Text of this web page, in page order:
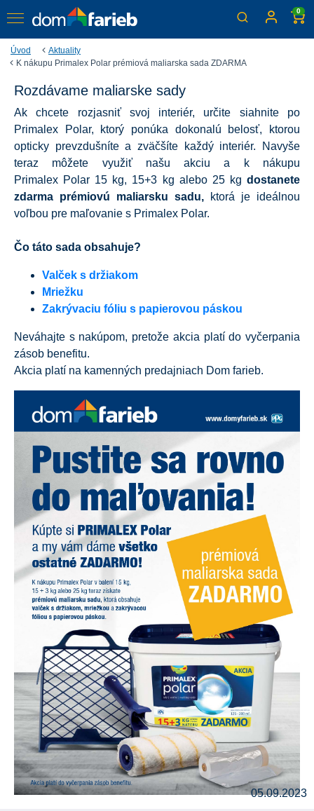
0
Úvod
Aktuality
K nákupu Primalex Polar prémiová maliarska sada ZDARMA
K nákupu Primalex Polar
prémiová maliarska sada
ZDARMA
Získajte všetko, čo potrebujete k Vášmu maľovaniu
Rozdávame maliarske sady
Ak chcete rozjasniť svoj interiér, určite siahnite po
Primalex Polar, ktorý ponúka dokonalú belosť, ktorou
opticky prevzdušníte a zväčšíte každý interiér. Navyše
teraz môžete využiť našu akciu a k nákupu
Primalex Polar 15 kg, 15+3 kg alebo 25 kg dostanete
zdarma prémiovú maliarsku sadu, ktorá je ideálnou
voľbou pre maľovanie s Primalex Polar.
Čo táto sada obsahuje?
Valček s držiakom
Mriežku
Zakrývaciu fóliu s papierovou páskou
Neváhajte s nakúpom, pretože akcia platí do vyčerpania
zásob benefitu.
Akcia platí na kamenných predajniach Dom farieb.
05.09.2023